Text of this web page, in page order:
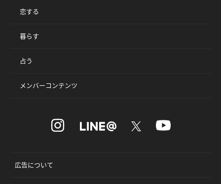
恋する
暮らす
占う
メンバーコンテンツ
広告について